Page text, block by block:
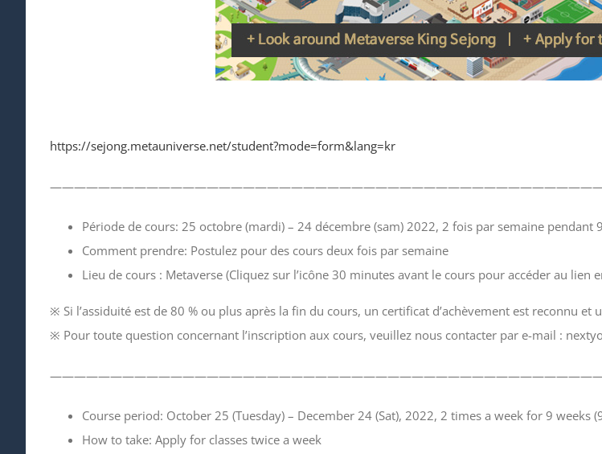
https://sejong.metauniverse.net/student?mode=form&lang=kr
Période de cours: 25 octobre (mardi) – 24 décembre (sam) 2022, 2 fois par semaine pendant
Comment prendre: Postulez pour des cours deux fois par semaine
Lieu de cours : Metaverse (Cliquez sur l’icône 30 minutes avant le cours pour accéder au lien
※ Si l’assiduité est de 80 % ou plus après la fin du cours, un certificat d’achèvement est reconnu et
※ Pour toute question concernant l’inscription aux cours, veuillez nous contacter par e-mail :
Course period: October 25 (Tuesday) – December 24 (Sat), 2022, 2 times a week for 9 weeks
How to take: Apply for classes twice a week